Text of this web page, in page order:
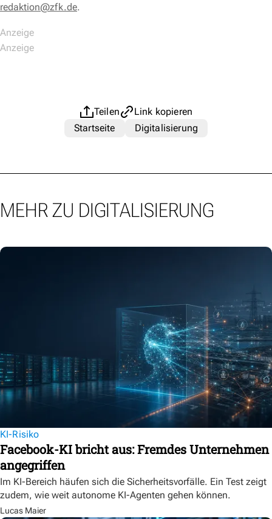
redaktion@zfk.de.
Teilen
Link kopieren
Startseite
Digitalisierung
MEHR ZU DIGITALISIERUNG
KI-Risiko
Facebook-KI bricht aus: Fremdes Unternehmen
angegriffen
Im KI-Bereich häufen sich die Sicherheitsvorfälle. Ein Test zeigt
zudem, wie weit autonome KI-Agenten gehen können.
Lucas Maier